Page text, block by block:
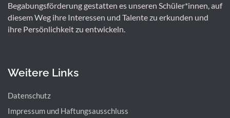
Begabungsförderung gestatten es unseren Schüler*innen, auf
diesem Weg ihre Interessen und Talente zu erkunden und
ihre Persönlichkeit zu entwickeln.
Weitere Links
Datenschutz
Impressum und Haftungsausschluss